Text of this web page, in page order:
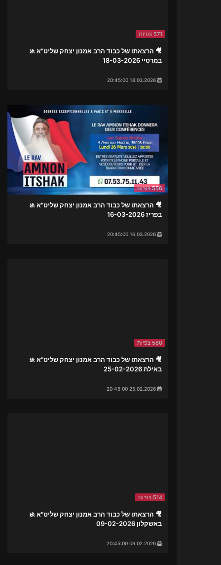
571 צפיות
🎥 הרצאתו של כבוד הרב אמנון יצחק שליט"א 🚸
במרסיי 18-03-2026
556 צפיות
🎥 הרצאתו של כבוד הרב אמנון יצחק שליט"א 🚸
בפריז 16-03-2026
580 צפיות
🎥 הרצאתו של כבוד הרב אמנון יצחק שליט"א 🚸
באילת 25-02-2026
514 צפיות
🎥 הרצאתו של כבוד הרב אמנון יצחק שליט"א 🚸
באשקלון 09-02-2026